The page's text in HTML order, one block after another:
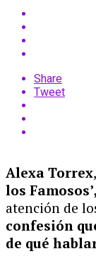
Share
Tweet
Alexa Torrex
los Famosos’,
atención de
confesión
de qué